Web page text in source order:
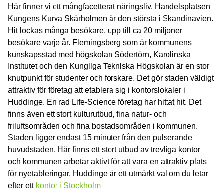
Här finner vi ett mångfacetterat näringsliv. Handelsplatsen
Kungens Kurva Skärholmen är den största i Skandinavien.
Hit lockas många besökare, upp till ca 20 miljoner
besökare varje år. Flemingsberg som är kommunens
kunskapsstad med högskolan Södertörn, Karolinska
Institutet och den Kungliga Tekniska Högskolan är en stor
knutpunkt för studenter och forskare. Det gör staden väldigt
attraktiv för företag att etablera sig i kontorslokaler i
Huddinge. En rad Life-Science företag har hittat hit. Det
finns även ett stort kulturutbud, fina natur- och
friluftsområden och fina bostadsområden i kommunen.
Staden ligger endast 15 minuter från den pulserande
huvudstaden. Här finns ett stort utbud av trevliga kontor
och kommunen arbetar aktivt för att vara en attraktiv plats
för nyetableringar. Huddinge är ett utmärkt val om du letar
efter ett kontor i Stockholm